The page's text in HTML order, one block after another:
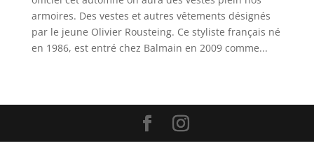
armoires. Des vestes et autres vêtements désignés
par le jeune Olivier Rousteing. Ce styliste français né
en 1986, est entré chez Balmain en 2009 comme...